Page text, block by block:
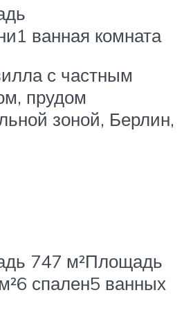
ванная комната
с частным
прудом
зоной, Берлин,
747 м²Площадь
спален5 ванных